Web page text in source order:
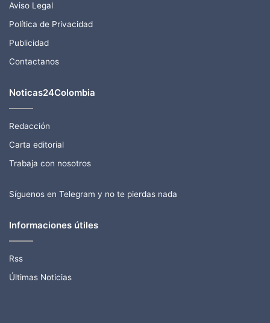
Aviso Legal
Política de Privacidad
Publicidad
Contactanos
Noticas24Colombia
Redacción
Carta editorial
Trabaja con nosotros
Síguenos en Telegram y no te pierdas nada
Informaciones útiles
Rss
Últimas Noticias